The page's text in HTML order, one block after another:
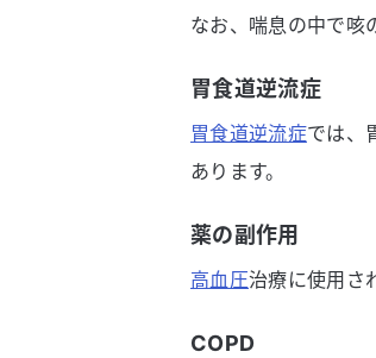
なお、喘息の中で咳
胃食道逆流症
胃食道逆流症では、
あります。
薬の副作用
高血圧治療に使用さ
COPD